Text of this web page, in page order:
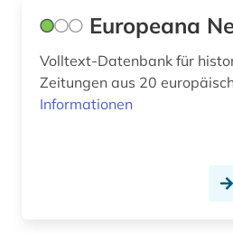
schwerin) (1)
serbien (1)
Europeana
Volltext-Datenbank für
Zeitungen aus 20
Informationen